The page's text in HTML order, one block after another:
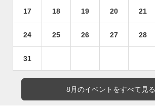
17 18 19 20 21
24 25 26 27 28
31
8月のイベントをすべて見る